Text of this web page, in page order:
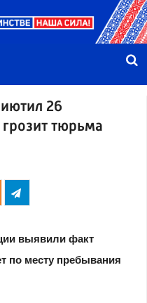
26
тюрьма
выявили факт
по месту пребывания